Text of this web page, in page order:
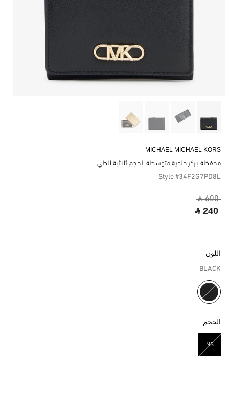
MICHAEL MICHAEL KORS
محفظة باركر جلدية متوسطة الحجم ثلاثية الطي
Style #34F2G7PD8L
‎ ⃁ 600 ‎
‎ ⃁ 240 ‎
اللون
BLACK
مختار
الحجم
NS
مختار